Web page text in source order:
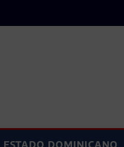
ESTADO DOMINICANO